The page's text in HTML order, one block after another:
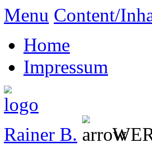
Menu Content/
Home
Impressum
Rainer B.